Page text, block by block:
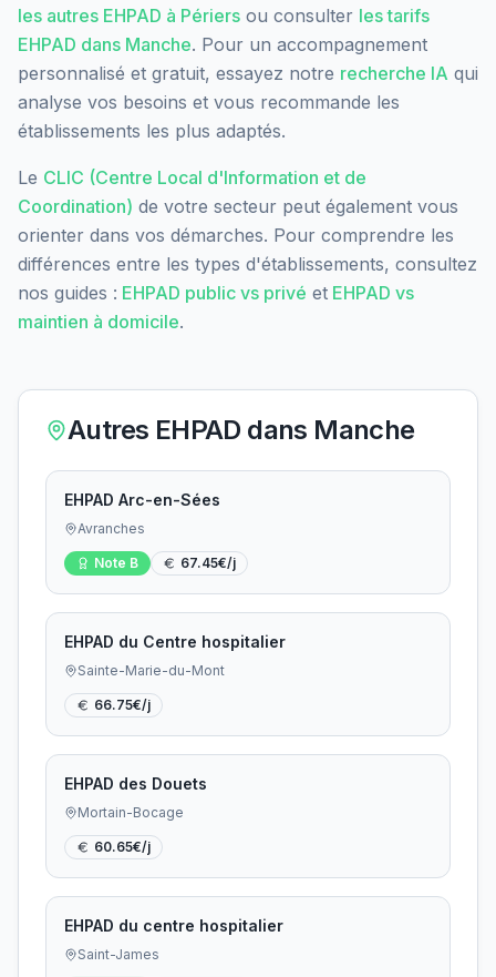
les autres EHPAD à Périers ou consulter les tarifs
EHPAD dans Manche. Pour un accompagnement
personnalisé et gratuit, essayez notre recherche IA qui
analyse vos besoins et vous recommande les
établissements les plus adaptés.
Le CLIC (Centre Local d'Information et de
Coordination) de votre secteur peut également vous
orienter dans vos démarches. Pour comprendre les
différences entre les types d'établissements, consultez
nos guides : EHPAD public vs privé et EHPAD vs
maintien à domicile.
Autres EHPAD dans Manche
EHPAD Arc-en-Sées
Avranches
Note B 67.45€/j
EHPAD du Centre hospitalier
Sainte-Marie-du-Mont
66.75€/j
EHPAD des Douets
Mortain-Bocage
60.65€/j
EHPAD du centre hospitalier
Saint-James